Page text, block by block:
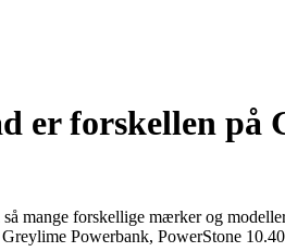
forskellen på
mange forskellige mærker og
Powerbank, PowerStone